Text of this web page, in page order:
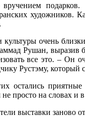
вручением
художников.
очень
Рушан, выразив
все это. – Он
Рустэму,
остались приятные
просто на словах и
выставки